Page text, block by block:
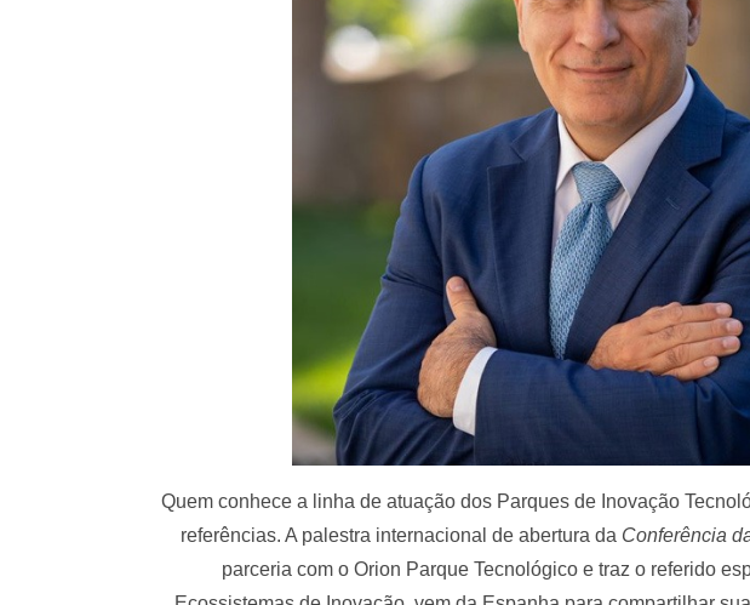
Quem conhece a linha de atuação dos Parques de Inovação
referências. A palestra internacional de abertura da Conferência
parceria com o Orion Parque Tecnológico e traz o referido